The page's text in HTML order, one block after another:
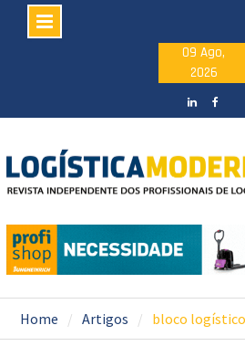
09 Ago,
2026
Home Artigos bloco logístico